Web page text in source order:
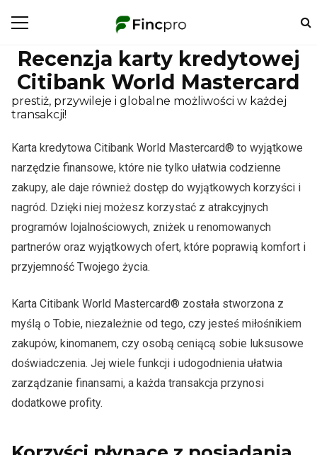
Recenzja karty kredytowej
Citibank World Mastercard
prestiż, przywileje i globalne możliwości w każdej
transakcji!
Karta kredytowa Citibank World Mastercard® to wyjątkowe
narzędzie finansowe, które nie tylko ułatwia codzienne
zakupy, ale daje również dostęp do wyjątkowych korzyści i
nagród. Dzięki niej możesz korzystać z atrakcyjnych
programów lojalnościowych, zniżek u renomowanych
partnerów oraz wyjątkowych ofert, które poprawią komfort i
przyjemność Twojego życia.
Karta Citibank World Mastercard® została stworzona z
myślą o Tobie, niezależnie od tego, czy jesteś miłośnikiem
zakupów, kinomanem, czy osobą ceniącą sobie luksusowe
doświadczenia. Jej wiele funkcji i udogodnienia ułatwia
zarządzanie finansami, a każda transakcja przynosi
dodatkowe profity.